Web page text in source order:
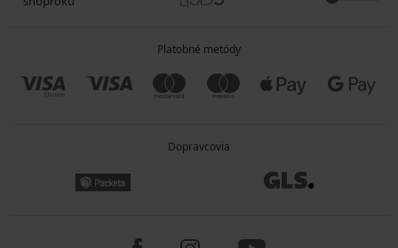
Platobné metódy
Dopravcovia